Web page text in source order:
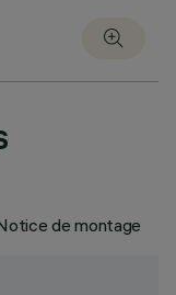
de montage